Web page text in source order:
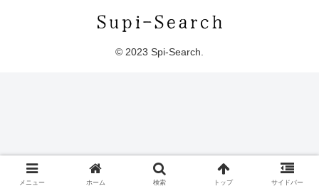
© 2023 Spi-Search.
メニュー ホーム 検索 トップ サイドバー